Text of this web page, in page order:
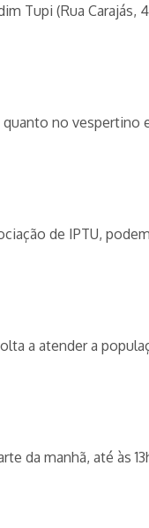
Tupi (Rua Carajás,
no vespertino
de IPTU,
a atender a
da manhã, até às